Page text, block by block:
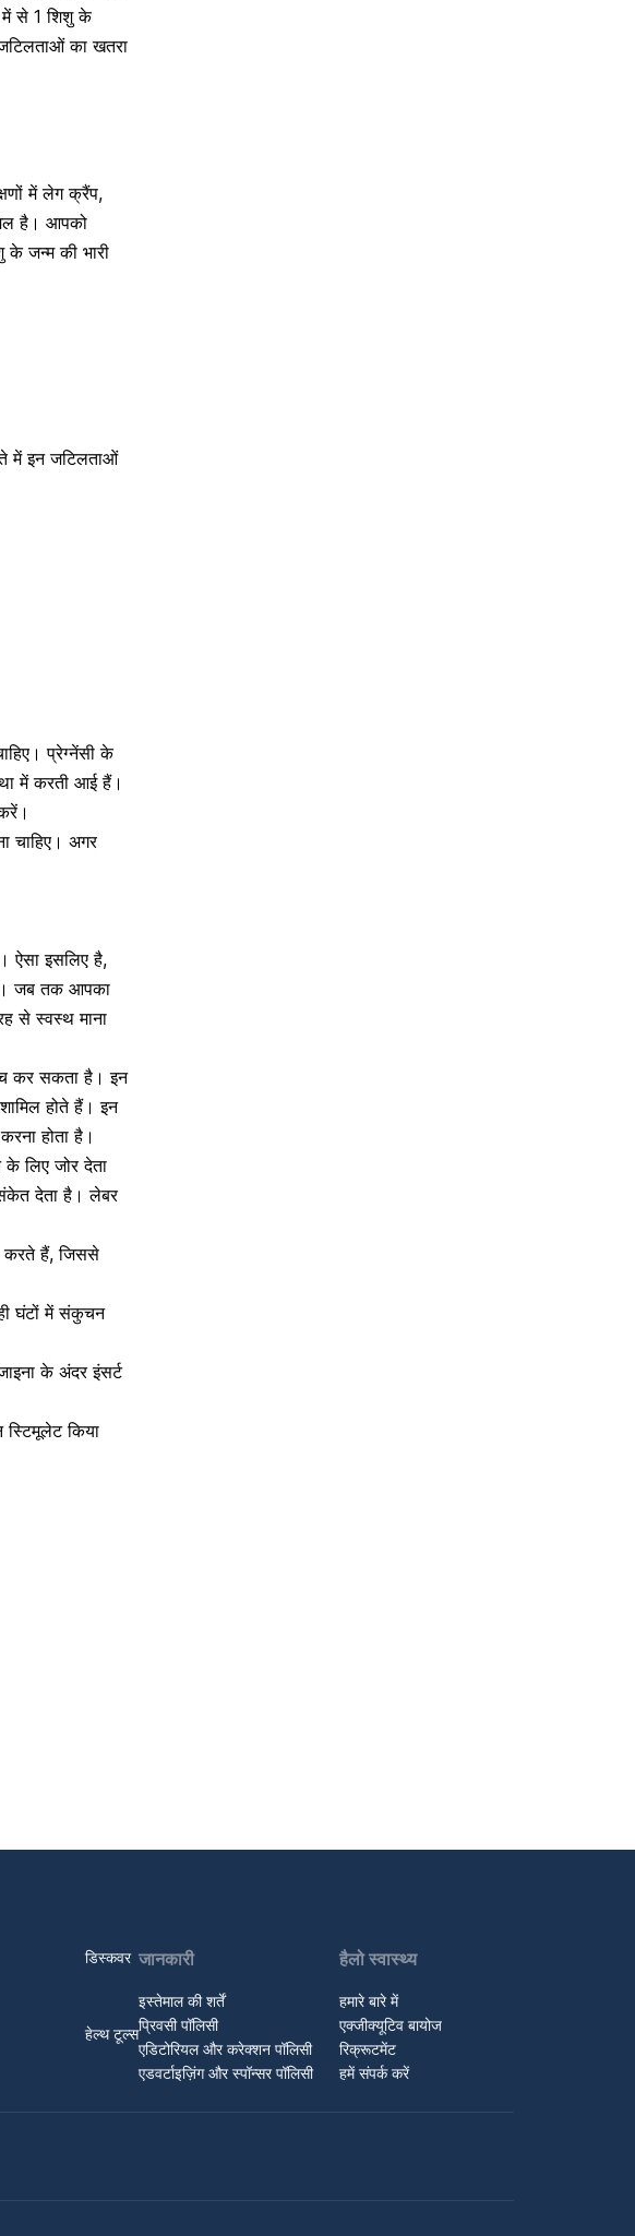
में से 1 शिशु के
का खतरा
में लेग क्रैंप,
है। आपको
जन्म की भारी
में इन जटिलताओं
प्रेग्नेंसी के
में करती आई हैं।
चाहिए। अगर
ऐसा इसलिए है,
है। जब तक आपका
से स्वस्थ माना
कर सकता है। इन
होते हैं। इन
होता है।
लिए जोर देता
देता है। लेबर
करते हैं, जिससे
घंटों में संकुचन
के अंदर इंसर्ट
किया
डिस्कवर
हेल्थ टूल्स
जानकारी
इस्तेमाल की शर्तें
प्रिवसी पॉलिसी
एडिटोरियल और करेक्शन पॉलिसी
एडवर्टाइज़िंग और स्पॉन्सर पॉलिसी
हैलो स्वास्थ्य
हमारे बारे में
एक्जीक्यूटिव बायोज
रिक्रूटमेंट
हमें संपर्क करें